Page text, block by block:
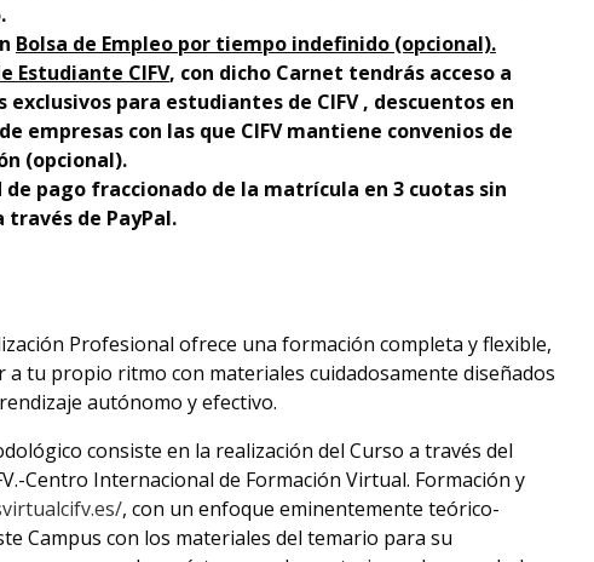
Bolsa de Empleo por tiempo indefinido (opcional).
Estudiante CIFV, con dicho Carnet tendrás acceso a
exclusivos para estudiantes de CIFV , descuentos en
empresas con las que CIFV mantiene convenios de
(opcional).
de pago fraccionado de la matrícula en 3 cuotas sin
través de PayPal.
Profesional ofrece una formación completa y flexible,
a tu propio ritmo con materiales cuidadosamente diseñados
autónomo y efectivo.
consiste en la realización del Curso a través del
Centro Internacional de Formación Virtual. Formación y
, con un enfoque eminentemente teórico-
Campus con los materiales del temario para su